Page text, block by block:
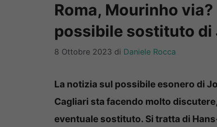
Roma, Mourinho
possibile sostituto di
8 Ottobre 2023 di Daniele Rocca
La notizia sul possibile esonero di
Cagliari sta facendo molto
eventuale sostituto. Si tratta di